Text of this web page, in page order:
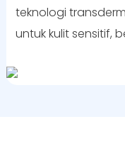
teknologi
untuk kulit sensitif,